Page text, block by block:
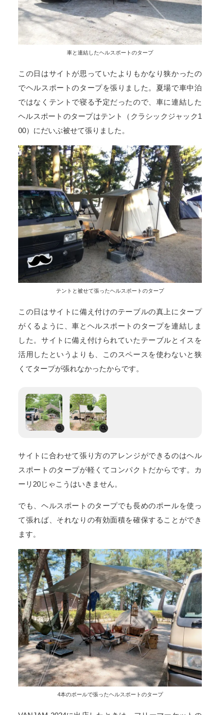
車と連結したヘルスポートのタープ
この日はサイトが思っていたよりもかなり狭かったの
でヘルスポートのタープを張りました。夏場で車中泊
ではなくテントで寝る予定だったので、車に連結した
ヘルスポートのタープはテント（クラシックジャック1
00）にだいぶ被せて張りました。
テントと被せて張ったヘルスポートのタープ
この日はサイトに備え付けのテーブルの真上にタープ
がくるように、車とヘルスポートのタープを連結しま
した。サイトに備え付けられていたテーブルとイスを
活用したというよりも、このスペースを使わないと狭
くてタープが張れなかったからです。
サイトに合わせて張り方のアレンジができるのはヘル
スポートのタープが軽くてコンパクトだからです。カ
ーリ20じゃこうはいきません。
でも、ヘルスポートのタープでも長めのポールを使っ
て張れば、それなりの有効面積を確保することができ
ます。
4本のポールで張ったヘルスポートのタープ